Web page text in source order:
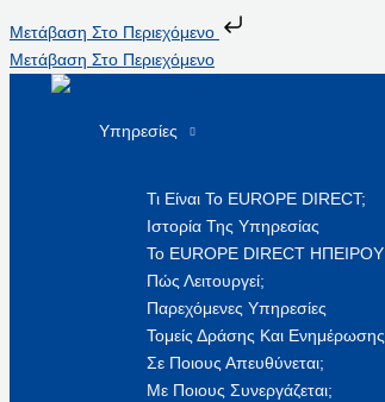
Μετάβαση Στο Περιεχόμενο
Μετάβαση Στο Περιεχόμενο
Υπηρεσίες
Τι Είναι Το EUROPE DIRECT;
Ιστορία Της Υπηρεσίας
Το EUROPE DIRECT ΗΠΕΙΡΟΥ
Πώς Λειτουργεί;
Παρεχόμενες Υπηρεσίες
Τομείς Δράσης Και Ενημέρωσης
Σε Ποιους Απευθύνεται;
Με Ποιους Συνεργάζεται;